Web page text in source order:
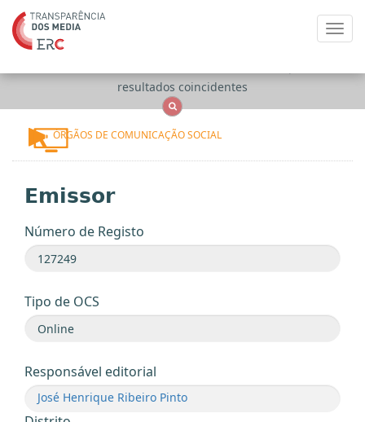
resultados coincidentes
ÓRGÃOS DE COMUNICAÇÃO SOCIAL
Emissor
Número de Registo
Tipo de OCS
Responsável editorial
José Henrique Ribeiro Pinto